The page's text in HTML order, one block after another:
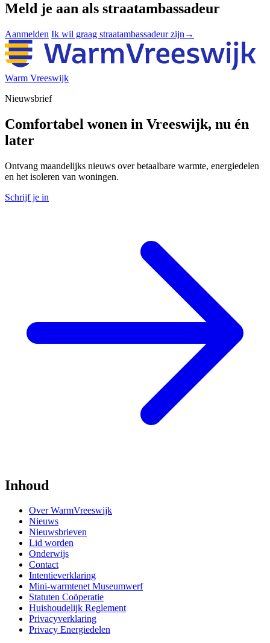
Meld je aan als straatambassadeur
Aanmelden Ik wil graag straatambassadeur zijn →
Warm Vreeswijk
Nieuwsbrief
Comfortabel wonen in Vreeswijk, nu én
later
Ontvang maandelijks nieuws over betaalbare warmte, energiedelen
en het isoleren van woningen.
Schrijf je in
Inhoud
Over WarmVreeswijk
Nieuws
Nieuwsbrieven
Lid worden
Onderwijs
Contact
Intentieverklaring
Mini-warmtenet Museumwerf
Statuten Coöperatie
Huishoudelijk Reglement
Privacyverklaring
Privacy Energiedelen